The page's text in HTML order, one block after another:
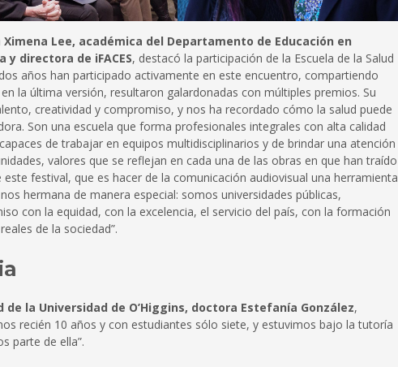
Lee, académica del Departamento de Educación en
y directora de iFACES, destacó la participación de la Escuela de la Salud
años han participado activamente en este encuentro, compartiendo
la última versión, resultaron galardonadas con múltiples premios. Su
creatividad y compromiso, y nos ha recordado cómo la salud puede
Son una escuela que forma profesionales integrales con alta calidad
de trabajar en equipos multidisciplinarios y de brindar una atención
valores que se reflejan en cada una de las obras en que han traído
festival, que es hacer de la comunicación audiovisual una herramienta
hermana de manera especial: somos universidades públicas,
con la equidad, con la excelencia, el servicio del país, con la formación
de la sociedad”.
la Universidad de O’Higgins, doctora Estefanía González,
recién 10 años y con estudiantes sólo siete, y estuvimos bajo la tutoría
parte de ella”.